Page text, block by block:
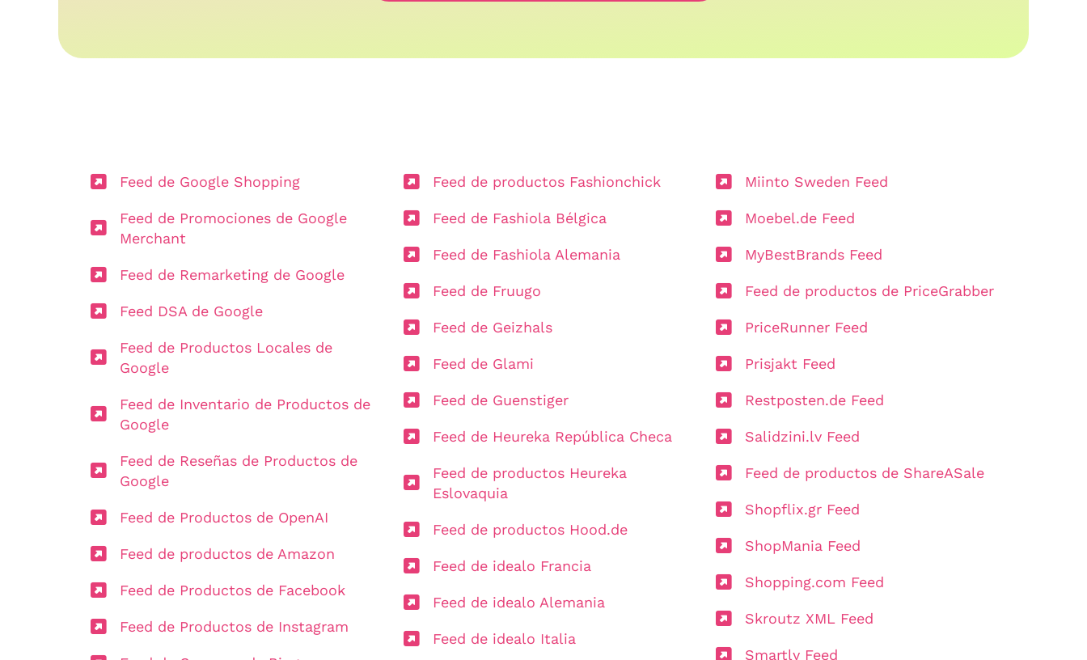
Feed de Google Shopping
Feed de Promociones de Google
Merchant
Feed de Remarketing de Google
Feed DSA de Google
Feed de Productos Locales de
Google
Feed de Inventario de Productos de
Google
Feed de Reseñas de Productos de
Google
Feed de Productos de OpenAI
Feed de productos de Amazon
Feed de Productos de Facebook
Feed de Productos de Instagram
Feed de productos Fashionchick
Feed de Fashiola Bélgica
Feed de Fashiola Alemania
Feed de Fruugo
Feed de Geizhals
Feed de Glami
Feed de Guenstiger
Feed de Heureka República Checa
Feed de productos Heureka
Eslovaquia
Feed de productos Hood.de
Feed de idealo Francia
Feed de idealo Alemania
Feed de idealo Italia
Miinto Sweden Feed
Moebel.de Feed
MyBestBrands Feed
Feed de productos de PriceGrabber
PriceRunner Feed
Prisjakt Feed
Restposten.de Feed
Salidzini.lv Feed
Feed de productos de ShareASale
Shopflix.gr Feed
ShopMania Feed
Shopping.com Feed
Skroutz XML Feed
Smartly Feed